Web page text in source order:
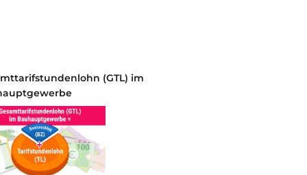
(GTL) im